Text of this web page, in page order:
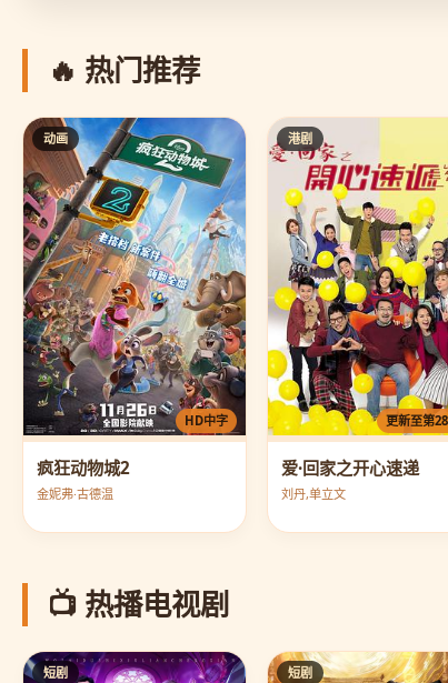
🔥 热门推荐
动画
HD中字
疯狂动物城2
金妮弗·古德温
港剧
更新至第
爱·回家之开心速递
刘丹,单立文
📺 热播电视剧
短剧 短剧